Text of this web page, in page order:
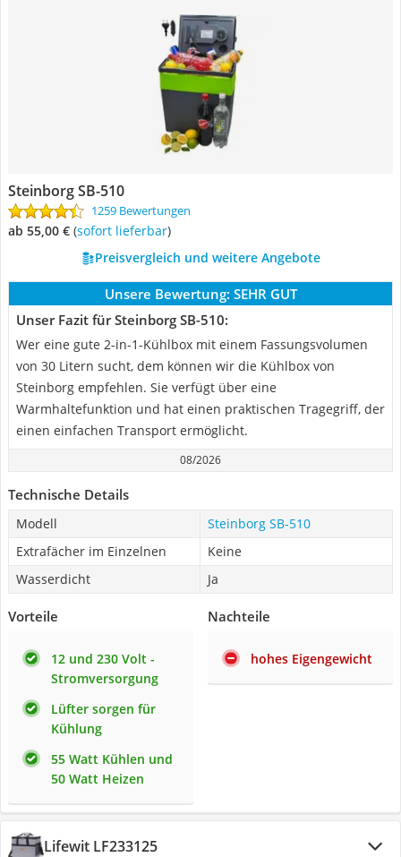
Steinborg SB-510
1259 Bewertungen
ab 55,00 € ( Sofort lieferbar)
Preisvergleich und weitere Angebote
Unsere Bewertung: SEHR GUT
Unser Fazit für Steinborg SB-510:
Wer eine gute 2-in-1-Kühlbox mit einem Fassungsvolumen
von 30 Litern sucht, dem können wir die Kühlbox von
Steinborg empfehlen. Sie verfügt über eine
Warmhaltefunktion und hat einen praktischen Tragegriff, der
einen einfachen Transport ermöglicht.
08/2026
Technische Details
Modell
Steinborg SB-510
Extrafächer im Einzelnen
Keine
Wasserdicht
Ja
Vorteile
12 und 230 Volt -
Stromversorgung
Lüfter sorgen für
Kühlung
55 Watt Kühlen und
50 Watt Heizen
Nachteile
hohes Eigengewicht
Lifewit LF233125